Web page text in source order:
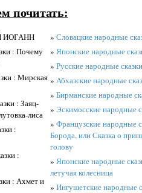
почитать:
ИОГАНН
: Почему
: Мирская
: Заяц-
лиса
:
:
: Ахмет и
» Словацкие народные
» Японские народные
» Русские народные
» Абхазские народные
» Бирманские народные
» Эскимосские народные
» Французские народные
Борода, или Сказка о
голову
» Японские народные
летучая колесница
» Ингушетские народные